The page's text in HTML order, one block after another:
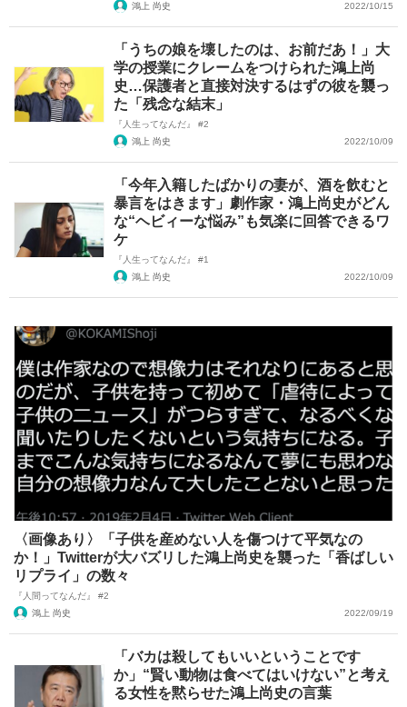
鴻上 尚史
2022/10/15
「うちの娘を壊したのは、お前だあ！」大
学の授業にクレームをつけられた鴻上尚
史…保護者と直接対決するはずの彼を襲っ
た「残念な結末」
『人生ってなんだ』 #2
鴻上 尚史
2022/10/09
「今年入籍したばかりの妻が、酒を飲むと
暴言をはきます」劇作家・鴻上尚史がどん
な“ヘビィーな悩み”も気楽に回答できるワ
ケ
『人生ってなんだ』 #1
鴻上 尚史
2022/10/09
〈画像あり〉「子供を産めない人を傷つけて平気なの
か！」Twitterが大バズリした鴻上尚史を襲った「香ばしい
リプライ」の数々
『人間ってなんだ』 #2
鴻上 尚史
2022/09/19
「バカは殺してもいいということです
か」“賢い動物は食べてはいけない”と考え
る女性を黙らせた鴻上尚史の言葉